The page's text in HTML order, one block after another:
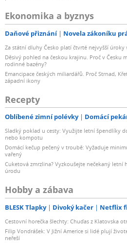
Ekonomika a byznys
Daňové přiznání Novela zákoníku
Za státní dluhy Česko platí čtvrté nejvyšší úroky
Děsivý pohled na českou krajinu. Proč v Česku
rodinné bazény?
Emancipace českých miliardářů. Proč Strnad,
západní ikony
Recepty
Oblíbené zimní polévky Domácí
Sladký poklad u cesty: Využijte letní špendlíky
nebo kompotu
Domácí kečup pečený v troubě: Vyžaduje
vařený
Cuketová zmrzlina? Vyzkoušejte nečekaný
úrodu
Hobby a zábava
BLESK Tlapky Divoký kačer Netflix
Cestovní horečka šlechty: Chuďas z Klatovska
Filip Vondrášek: V Jižní Americe si lidé plují
neřeší